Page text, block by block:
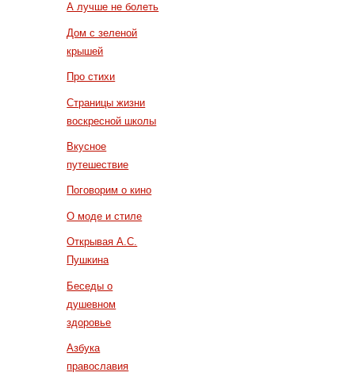
А лучше не болеть
Дом с зеленой
крышей
Про стихи
Страницы жизни
воскресной школы
Вкусное
путешествие
Поговорим о кино
О моде и стиле
Открывая А.С.
Пушкина
Беседы о
душевном
здоровье
Азбука
православия